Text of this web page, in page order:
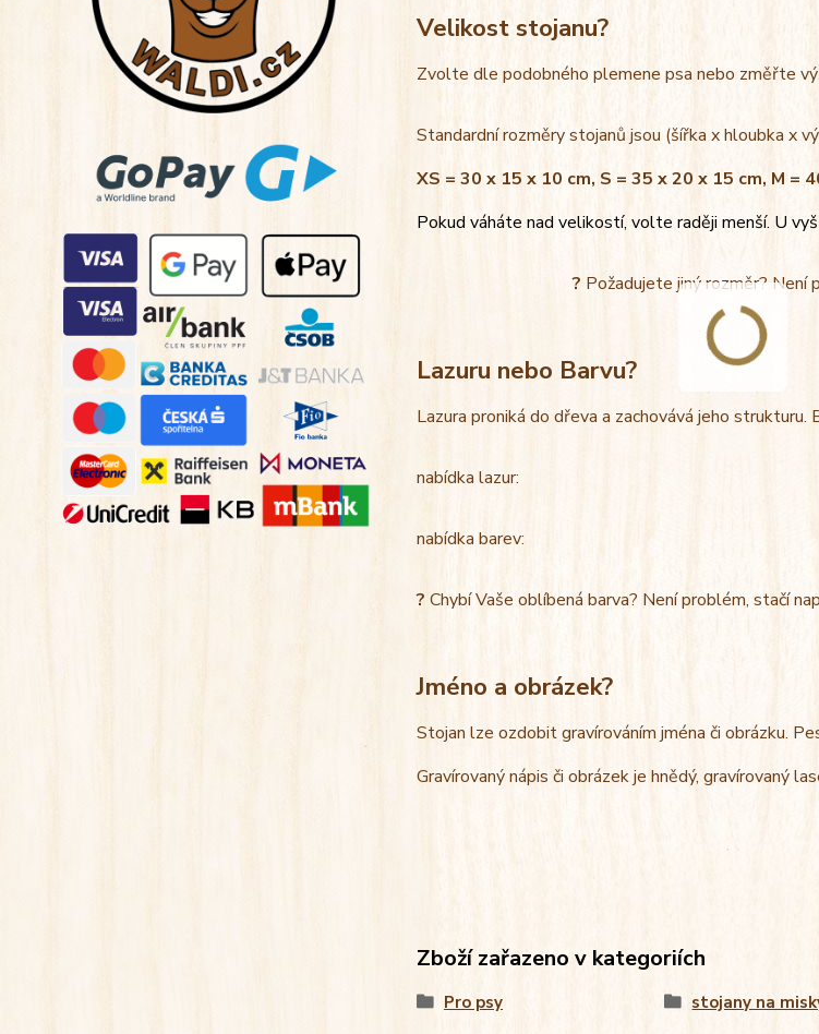
Velikost stojanu?
Zvolte dle podobného plemene psa nebo změřte
Standardní rozměry stojanů jsou (šířka x hloubka x
XS = 30 x 15 x 10 cm, S = 35 x 20 x 15 cm, M =
Pokud váháte nad velikostí, volte raději menší. U
? Požadujete jiný rozměr?
Lazuru nebo Barvu?
Lazura proniká do dřeva a zachovává jeho
nabídka lazur:
nabídka barev:
? Chybí Vaše oblíbená barva? Není problém, stačí
Jméno a obrázek?
Stojan lze ozdobit gravírováním jména či obrázku.
Gravírovaný nápis či obrázek je hnědý, gravírovaný
Zboží zařazeno v kategoriích
Pro psy stojany na